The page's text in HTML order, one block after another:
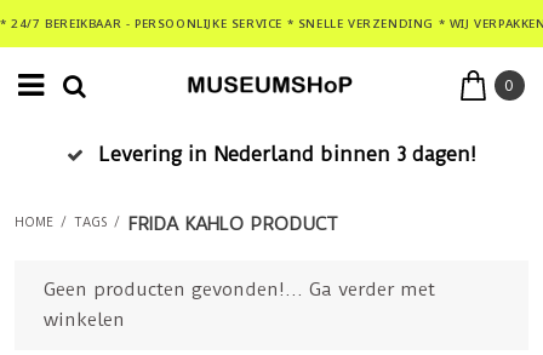
* 24/7 BEREIKBAAR - PERSOONLIJKE SERVICE * SNELLE VERZENDING * WIJ
0
Levering in Nederland binnen 3 dagen!
HOME / TAGS / FRIDA KAHLO PRODUCT
Geen producten gevonden!... Ga verder met
winkelen